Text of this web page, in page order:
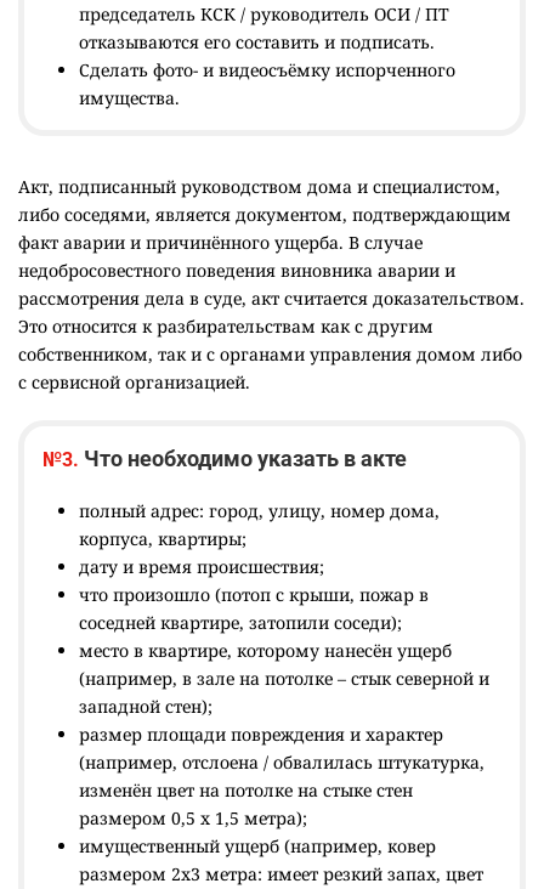
председатель КСК / руководитель ОСИ / ПТ
отказываются его составить и подписать.
Сделать фото- и видеосъёмку испорченного
имущества.
Акт, подписанный руководством дома и специалистом,
либо соседями, является документом, подтверждающим
факт аварии и причинённого ущерба. В случае
недобросовестного поведения виновника аварии и
рассмотрения дела в суде, акт считается доказательством.
Это относится к разбирательствам как с другим
собственником, так и с органами управления домом либо
с сервисной организацией.
№3. Что необходимо указать в акте
полный адрес: город, улицу, номер дома,
корпуса, квартиры;
дату и время происшествия;
что произошло (потоп с крыши, пожар в
соседней квартире, затопили соседи);
место в квартире, которому нанесён ущерб
(например, в зале на потолке – стык северной и
западной стен);
размер площади повреждения и характер
(например, отслоена / обвалилась штукатурка,
изменён цвет на потолке на стыке стен
размером 0,5 х 1,5 метра);
имущественный ущерб (например, ковер
размером 2х3 метра: имеет резкий запах, цвет